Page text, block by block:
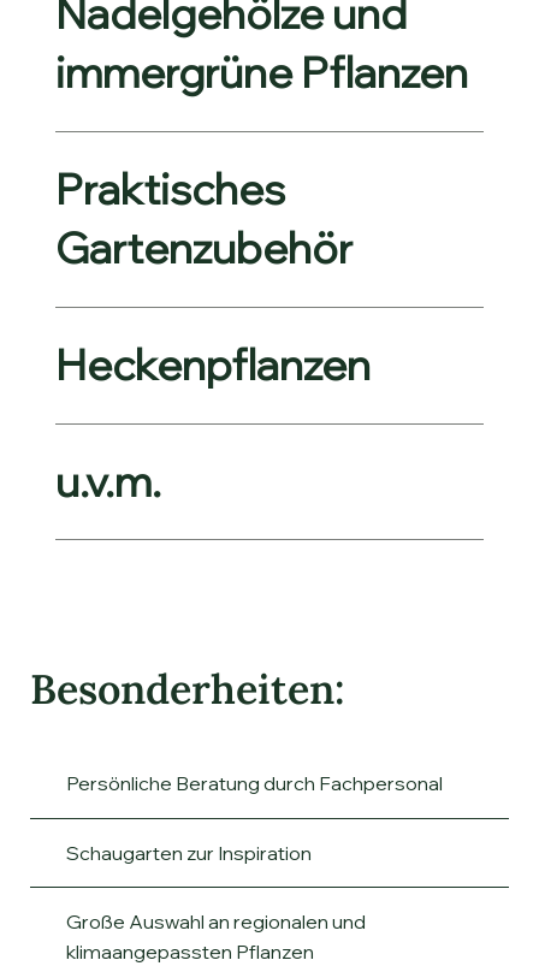
Nadelgehölze und
immergrüne Pflanzen
Praktisches
Gartenzubehör
Heckenpflanzen
u.v.m.
Besonderheiten:
Persönliche Beratung durch Fachpersonal
Schaugarten zur Inspiration
Große Auswahl an regionalen und
klimaangepassten Pflanzen